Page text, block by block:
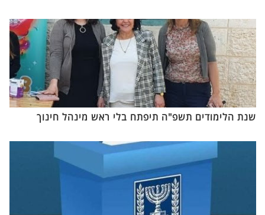
שנת הלימודים תשפ"ה תיפתח בלי ראש מינהל חינוך